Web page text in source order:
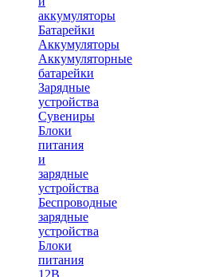
аккумуляторы
Батарейки
Аккумуляторы
Аккумуляторные
батарейки
Зарядные
устройства
Сувениры
Блоки
питания
и
зарядные
устройства
Беспроводные
зарядные
устройства
Блоки
питания
12В